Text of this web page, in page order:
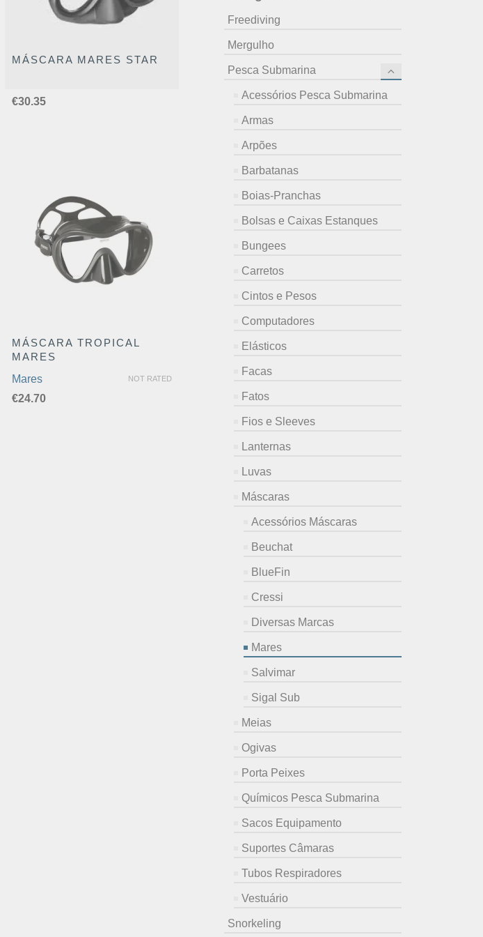
MÁSCARA MARES STAR
€30.35
MÁSCARA TROPICAL
MARES
NOT RATED
Mares
€24.70
Freediving
Mergulho
Pesca Submarina
Acessórios Pesca Submarina
Armas
Arpões
Barbatanas
Boias-Pranchas
Bolsas e Caixas Estanques
Bungees
Carretos
Cintos e Pesos
Computadores
Elásticos
Facas
Fatos
Fios e Sleeves
Lanternas
Luvas
Máscaras
Acessórios Máscaras
Beuchat
BlueFin
Cressi
Diversas Marcas
Mares
Salvimar
Sigal Sub
Meias
Ogivas
Porta Peixes
Químicos Pesca Submarina
Sacos Equipamento
Suportes Câmaras
Tubos Respiradores
Vestuário
Snorkeling